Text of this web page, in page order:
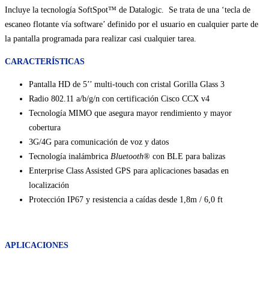
Incluye la tecnología SoftSpot™ de Datalogic. Se trata de una ‘tecla de
escaneo flotante vía software’ definido por el usuario en cualquier parte de
la pantalla programada para realizar casi cualquier tarea.
CARACTERÍSTICAS
Pantalla HD de 5’’ multi-touch con cristal Gorilla Glass 3
Radio 802.11 a/b/g/n con certificación Cisco CCX v4
Tecnología MIMO que asegura mayor rendimiento y mayor
cobertura
3G/4G para comunicación de voz y datos
Tecnología inalámbrica Bluetooth® con BLE para balizas
Enterprise Class Assisted GPS para aplicaciones basadas en
localización
Protección IP67 y resistencia a caídas desde 1,8m / 6,0 ft
APLICACIONES